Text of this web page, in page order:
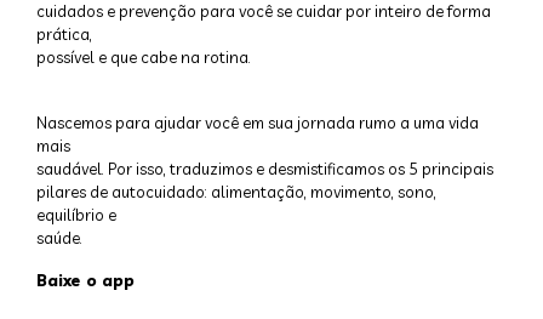
cuidados e prevenção para você se cuidar por inteiro de forma
prática,
possível e que cabe na rotina.
Nascemos para ajudar você em sua jornada rumo a uma vida
mais
saudável. Por isso, traduzimos e desmistificamos os 5 principais
pilares de autocuidado: alimentação, movimento, sono,
equilíbrio e
saúde.
Baixe o app